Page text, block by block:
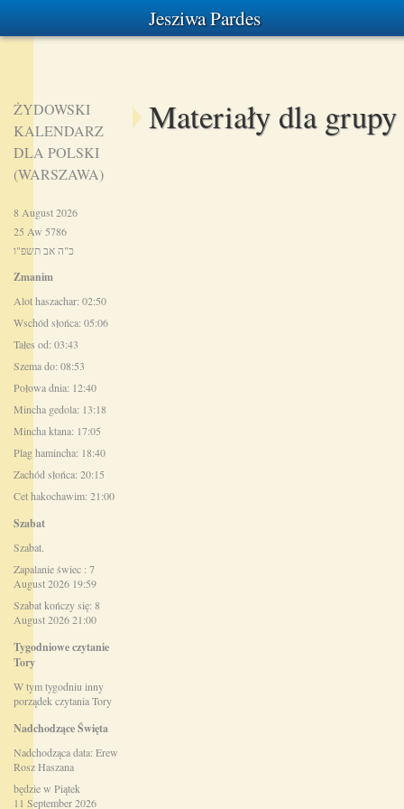
Jesziwa Pardes
ŻYDOWSKI
KALENDARZ
DLA POLSKI
(WARSZAWA)
8 August 2026
25 Aw 5786
כ"ה אב תשפ"ו
Zmanim
Alot haszachar: 02:50
Wschód słońca: 05:06
Tałes od: 03:43
Szema do: 08:53
Połowa dnia: 12:40
Mincha gedola: 13:18
Mincha ktana: 17:05
Plag hamincha: 18:40
Zachód słońca: 20:15
Cet hakochawim: 21:00
Szabat
Szabat.
Zapalanie świec : 7
August 2026 19:59
Szabat kończy się: 8
August 2026 21:00
Tygodniowe czytanie
Tory
W tym tygodniu inny
porządek czytania Tory
Nadchodzące Święta
Nadchodząca data: Erew
Rosz Haszana
będzie w Piątek
11 September 2026
Materiały dla